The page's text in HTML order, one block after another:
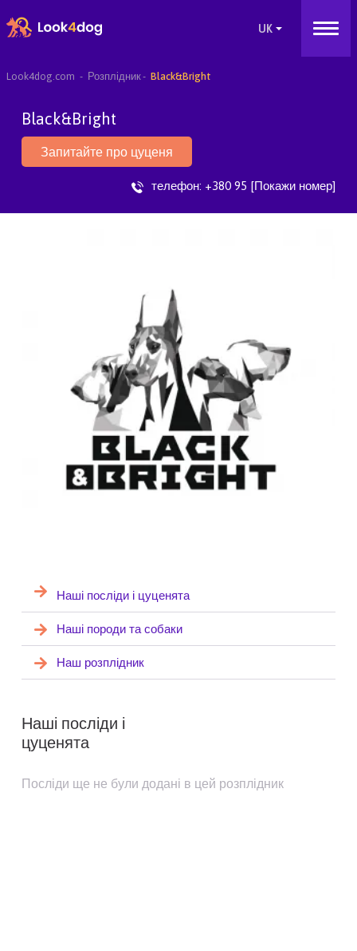
Look4dog.com Розплідник Black&Bright
Black&Bright
Запитайте про цуценя
телефон: +380 95 [Покажи номер]
Наші посліди і цуценята
Наші породи та собаки
Наш розплідник
Наші посліди і
цуценята
Посліди ще не були додані в цей розплідник